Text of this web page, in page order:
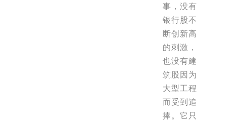
事，没有
银行股不
断创新高
的刺激，
也没有建
筑股因为
大型工程
而受到追
捧。它只